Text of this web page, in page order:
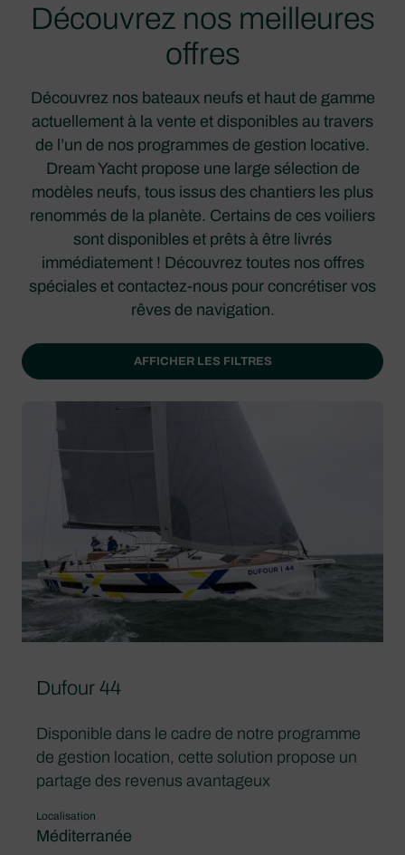
Découvrez nos meilleures
offres
Découvrez nos bateaux neufs et haut de gamme
actuellement à la vente et disponibles au travers
de l’un de nos programmes de gestion locative.
Dream Yacht propose une large sélection de
modèles neufs, tous issus des chantiers les plus
renommés de la planète. Certains de ces voiliers
sont disponibles et prêts à être livrés
immédiatement ! Découvrez toutes nos offres
spéciales et contactez-nous pour concrétiser vos
rêves de navigation.
AFFICHER LES FILTRES
Dufour 44
Disponible dans le cadre de notre programme
de gestion location, cette solution propose un
partage des revenus avantageux
Localisation
Méditerranée